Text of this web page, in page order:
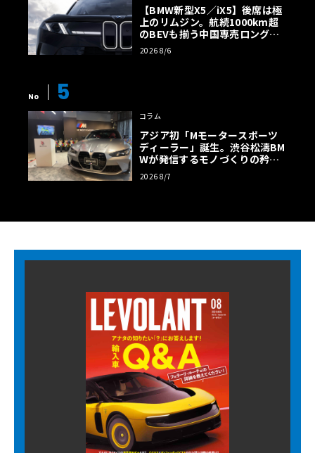
【BMW新型X5／iX5】後席は極
上のリムジン。航続1000km超
のBEVも揃う中国専売ロング仕
様の全貌
2026 8/6
No 5
コラム
アジア初「Mモータースポーツ
ディーラー」誕生。渋谷松濤BM
Wが発信するモノづくりの矜持
【木下隆之コラム】
2026 8/7